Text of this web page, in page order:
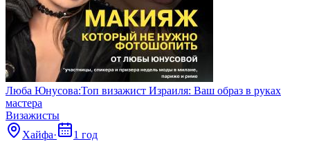
Люба Юнусова:Топ визажист Израиля: Ваш образ в руках
мастера
Визажисты
Хайфа·
1 год